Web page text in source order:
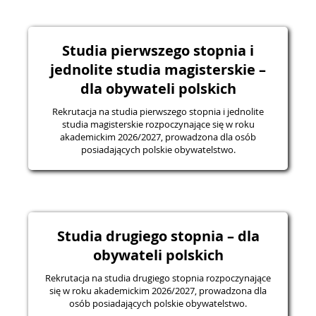
Studia pierwszego stopnia i
jednolite studia magisterskie –
dla obywateli polskich
Rekrutacja na studia pierwszego stopnia i jednolite
studia magisterskie rozpoczynające się w roku
akademickim 2026/2027, prowadzona dla osób
posiadających polskie obywatelstwo.
Studia drugiego stopnia – dla
obywateli polskich
Rekrutacja na studia drugiego stopnia rozpoczynające
się w roku akademickim 2026/2027, prowadzona dla
osób posiadających polskie obywatelstwo.